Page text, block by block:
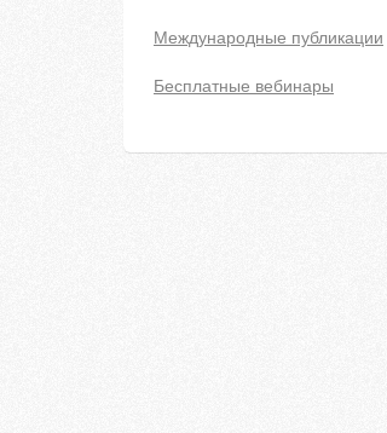
Международные публикации
Бесплатные вебинары